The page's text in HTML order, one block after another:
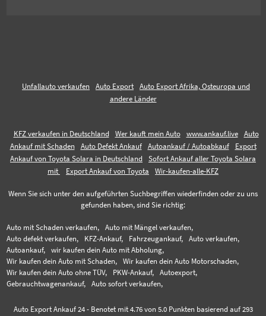
Unfallauto verkaufen Auto Export
Auto Export Afrika, Osteuropa und
andere Länder
KFZ verkaufen in Deutschland Wer kauft mein Auto www.ankauf.live
Auto
Ankauf mit Schaden
Auto Defekt Ankauf Autoankauf / Autoabkauf
Export
Ankauf von Toyota Solara in Deutschland
Sofort Ankauf aller Toyota Solara
mit
Export Ankauf von Toyota Wir-kaufen-alle-KFZ
Wenn Sie sich unter den aufgeführten Suchbegriffen wiederfinden oder zu uns
gefunden haben, sind Sie richtig:
Auto mit Schaden verkaufen,
Auto mit Mängel verkaufen,
Auto defekt verkaufen,
KFZ-Ankauf, Fahrzeugankauf,
Auto verkaufen,
Autoankauf,
wir kaufen dein Auto mit Abholung,
Wir kaufen dein Auto mit Schaden,
Wir kaufen dein Auto Motorschaden,
Wir kaufen dein Auto ohne TÜV,
PKW-Ankauf,
Autoexport,
Gebrauchtwagenankauf,
Auto sofort verkaufen,
Auto Export Ankauf 24- Benotet mit 4.76von 5.0 Punkten basierend auf 293